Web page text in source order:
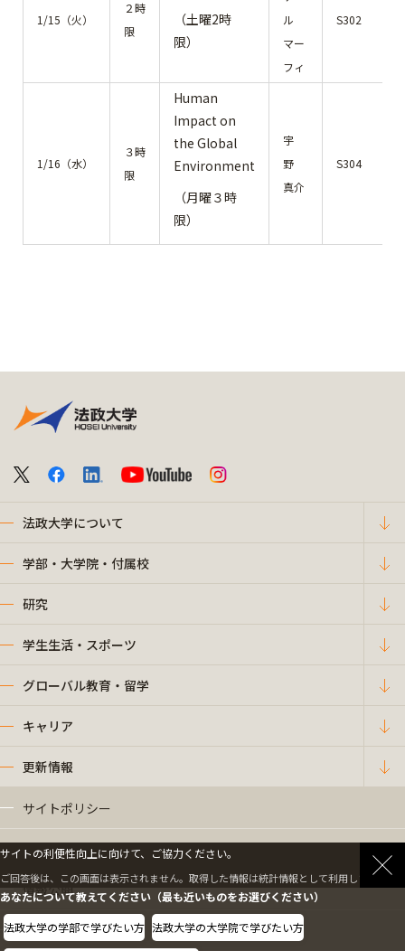
1/15（火）
２時
限
（土曜2時
限）
ル
マー
フィ
S302
1/16（水）
３時
限
Human
Impact on
the Global
Environment
（月曜３時
限）
宇
野
真介
S304
法政大学について
学部・大学院・付属校
研究
学生生活・スポーツ
グローバル教育・留学
キャリア
更新情報
サイトポリシー
プライバシーポリシー
情報公開
採用情報
サイトの利便性向上に向けて、ご協力ください。
ご回答後は、この画面は表示されません。取得した情報は統計情報として利用します。
あなたについて教えてください（最も近いものをお選びください）
法政大学の学部で学びたい方 法政大学の大学院で学びたい方